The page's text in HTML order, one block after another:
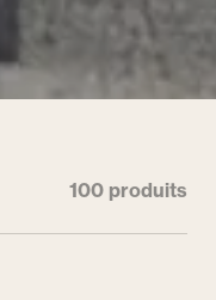
100 produits